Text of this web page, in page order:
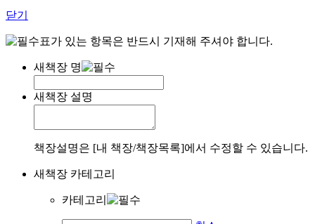
닫기
표가 있는 항목은 반드시 기재해 주셔야 합니다.
새책장 명
새책장 설명
책장설명은 [내 책장/책장목록]에서 수정할 수 있습니다.
새책장 카테고리
카테고리